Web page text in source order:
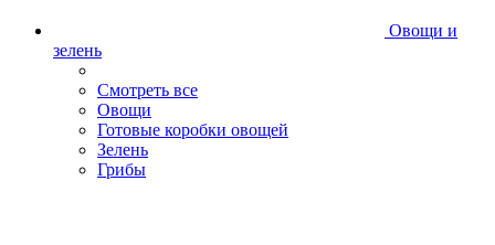
Овощи и
зелень
Смотреть все
Овощи
Готовые коробки овощей
Зелень
Грибы